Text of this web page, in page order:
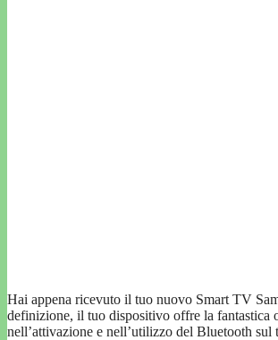
Hai appena ricevuto il tuo nuovo Smart TV
definizione, il tuo dispositivo offre la fantastica
nell’attivazione e nell’utilizzo del Bluetooth